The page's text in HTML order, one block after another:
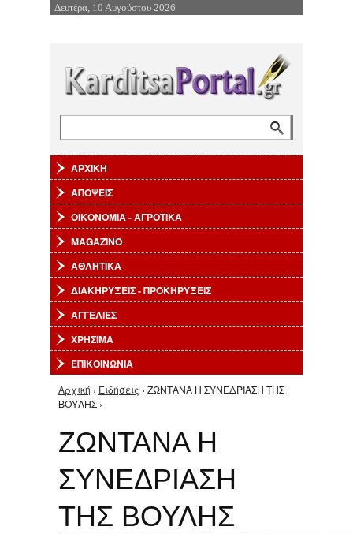
Επιστροφή στην Πλοήγηση
Δευτέρα, 10 Αυγούστου 2026
ΑΡΧΙΚΗ
ΑΠΟΨΕΙΣ
ΟΙΚΟΝΟΜΙΑ - ΑΓΡΟΤΙΚΑ
MAGAZINO
ΑΘΛΗΤΙΚΑ
ΔΙΑΚΗΡΥΞΕΙΣ - ΠΡΟΚΗΡΥΞΕΙΣ
ΑΓΓΕΛΙΕΣ
ΧΡΗΣΙΜΑ
ΕΠΙΚΟΙΝΩΝΙΑ
Είστε εδώ
Αρχική › Ειδήσεις › ΖΩΝΤΑΝΑ Η ΣΥΝΕΔΡΙΑΣΗ ΤΗΣ
ΒΟΥΛΗΣ ›
ΖΩΝΤΑΝΑ Η
ΣΥΝΕΔΡΙΑΣΗ
ΤΗΣ ΒΟΥΛΗΣ